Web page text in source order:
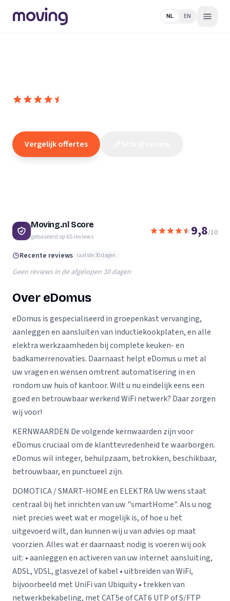
NL EN
Vergelijk offertes
Moving.nl Score
gebaseerd op65reviews 9,8/10
Recente reviews laatste 30 dagen
Geen reviews in de afgelopen 30 dagen
Over eDomus
eDomus is gespecialiseerd in groepenkast vervanging,
aanleggen en aansluiten van inductiekookplaten, en alle
elektra werkzaamheden bij complete keuken- en
badkamerrenovaties. Daarnaast helpt eDomus u met al
uw vragen en wensen omtrent automatisering in en
rondom uw huis of kantoor. Wilt u nu eindelijk eens een
goed en betrouwbaar werkend WiFi netwerk? Daar zorgen
wij voor!
KERNWAARDEN De volgende kernwaarden zijn voor
eDomus cruciaal om de klanttevredenheid te waarborgen.
eDomus wil integer, behulpzaam, betrokken, beschikbaar,
betrouwbaar, en punctueel zijn.
DOMOTICA / SMART-HOME en ELEKTRA Uw wens staat
centraal bij het inrichten van uw "smartHome". Als u nog
niet precies weet wat er mogelijk is, of hoe u het
uitgevoerd wilt, dan kunnen wij u van advies op maat
voorzien. Alles wat er daarnaast nodig is voeren wij ook
uit: • aanleggen en activeren van uw internet aansluiting,
ADSL, VDSL, glasvezel of kabel • uitbreiden van WiFi,
bijvoorbeeld met UniFi van Ubiquity • trekken van
netwerkbekabeling, met CAT5e of CAT6 UTP of S/FTP